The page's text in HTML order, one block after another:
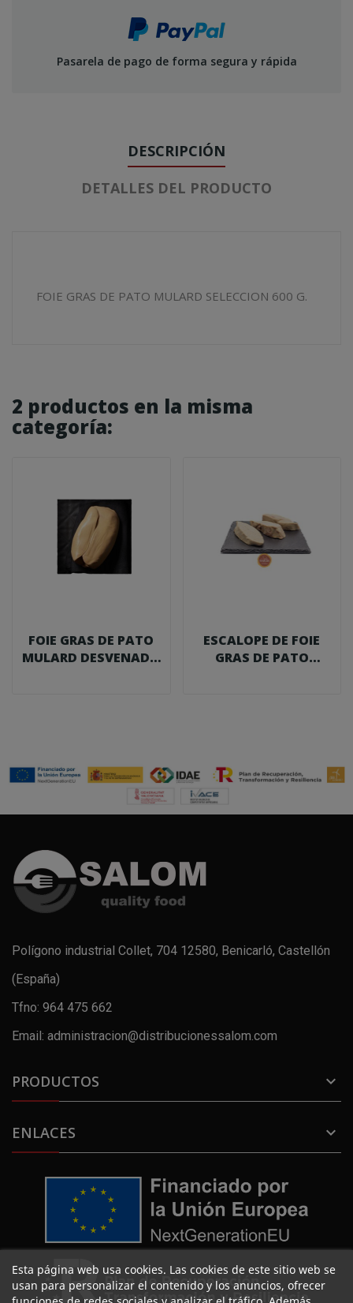
Pasarela de pago de forma segura y rápida
DESCRIPCIÓN
DETALLES DEL PRODUCTO
FOIE GRAS DE PATO MULARD SELECCION 600 G.
2 productos en la misma
categoría:
FOIE GRAS DE PATO
MULARD DESVENADO
ESCALOPE DE FOIE
GRAS DE PATO
Polígono industrial Collet, 704 12580, Benicarló, Castellón
(España)
Tfno: 964 475 662
Email: administracion@distribucionessalom.com
PRODUCTOS 
ENLACES 
Esta página web usa cookies. Las cookies de este sitio web se
usan para personalizar el contenido y los anuncios, ofrecer